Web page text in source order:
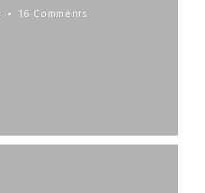
16 Comments